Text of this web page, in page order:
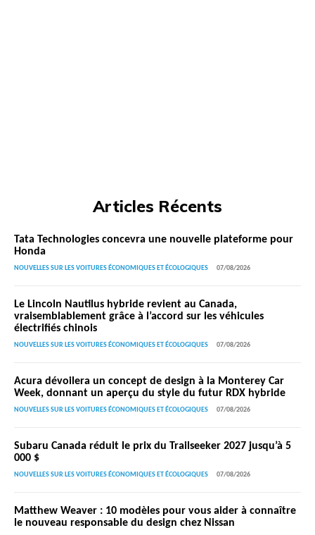
Articles Récents
Tata Technologies concevra une nouvelle plateforme pour
Honda
NOUVELLES SUR LES VOITURES ÉCONOMIQUES ET ÉCOLOGIQUES 07/08/2026
Le Lincoln Nautilus hybride revient au Canada,
vraisemblablement grâce à l’accord sur les véhicules
électrifiés chinois
NOUVELLES SUR LES VOITURES ÉCONOMIQUES ET ÉCOLOGIQUES 07/08/2026
Acura dévoilera un concept de design à la Monterey Car
Week, donnant un aperçu du style du futur RDX hybride
NOUVELLES SUR LES VOITURES ÉCONOMIQUES ET ÉCOLOGIQUES 07/08/2026
Subaru Canada réduit le prix du Trailseeker 2027 jusqu’à 5
000 $
NOUVELLES SUR LES VOITURES ÉCONOMIQUES ET ÉCOLOGIQUES 07/08/2026
Matthew Weaver : 10 modèles pour vous aider à connaître
le nouveau responsable du design chez Nissan